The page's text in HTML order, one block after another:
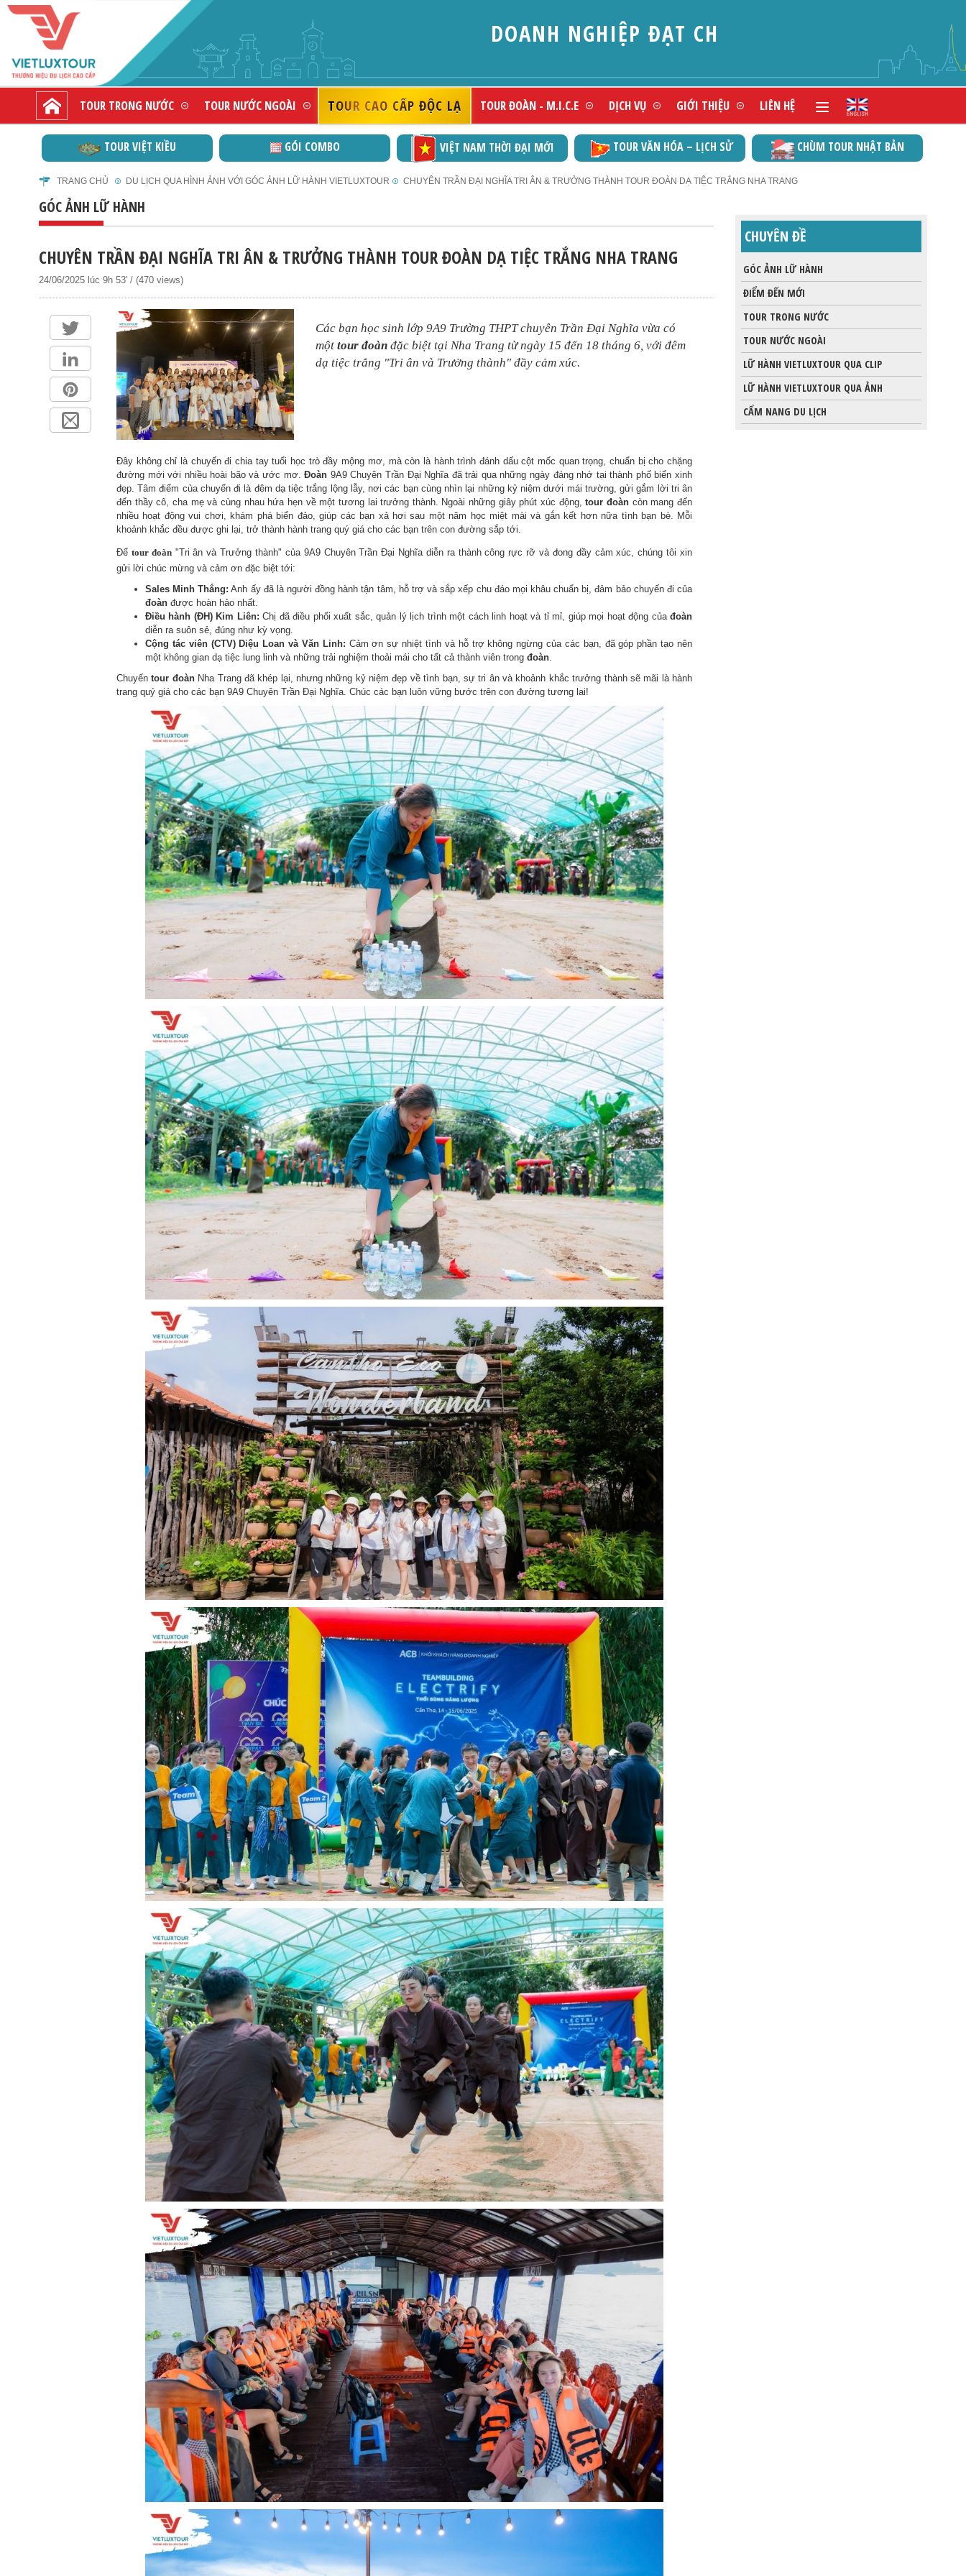
DOANH NGHIỆP ĐẠT CHỨNG NHẬN VITA GREEN (XUẤT
TOUR TRONG NƯỚC TOUR NƯỚC NGOÀI TOUR CAO CẤP ĐỘC LẠ TOUR ĐOÀN - M.I.C.E DỊCH VỤ GIỚI THIỆU LIÊN HỆ
TOUR VIỆT KIỀU GÓI COMBO VIỆT NAM THỜI ĐẠI MỚI TOUR VĂN HÓA – LỊCH SỬ CHÙM TOUR NHẬT BẢN
TRANG CHỦ DU LỊCH QUA HÌNH ẢNH VỚI GÓC ẢNH LỮ HÀNH VIETLUXTOUR CHUYÊN TRẦN ĐẠI NGHĨA TRI ÂN & TRƯỞNG THÀNH TOUR ĐOÀN DẠ TIỆC TRẮNG NHA TRANG
GÓC ẢNH LỮ HÀNH
CHUYÊN TRẦN ĐẠI NGHĨA TRI ÂN & TRƯỞNG THÀNH TOUR ĐOÀN DẠ TIỆC TRẮNG NHA TRANG
24/06/2025 lúc 9h 53' / (470 views)
Các bạn học sinh lớp 9A9 Trường THPT chuyên Trần Đại Nghĩa vừa có
một tour đoàn đặc biệt tại Nha Trang từ ngày 15 đến 18 tháng 6, với đêm
dạ tiệc trắng "Tri ân và Trưởng thành" đầy cảm xúc.
Đây không chỉ là chuyến đi chia tay tuổi học trò đầy mộng mơ, mà còn là hành trình đánh dấu cột mốc quan trọng, chuẩn bị cho chặng
đường mới với nhiều hoài bão và ước mơ.Đoàn 9A9 Chuyên Trần Đại Nghĩa đã trải qua những ngày đáng nhớ tại thành phố biển xinh
đẹp. Tâm điểm của chuyến đi là đêm dạ tiệc trắng lộng lẫy, nơi các bạn cùng nhìn lại những kỷ niệm dưới mái trường, gửi gắm lời tri ân
đến thầy cô, cha mẹ và cùng nhau hứa hẹn về một tương lai trưởng thành. Ngoài những giây phút xúc động,tour đoàn còn mang đến
nhiều hoạt động vui chơi, khám phá biển đảo, giúp các bạn xả hơi sau một năm học miệt mài và gắn kết hơn nữa tình bạn bè. Mỗi
khoảnh khắc đều được ghi lại, trở thành hành trang quý giá cho các bạn trên con đường sắp tới.
Để tour đoàn"Tri ân và Trưởng thành" của 9A9 Chuyên Trần Đại Nghĩa diễn ra thành công rực rỡ và đong đầy cảm xúc, chúng tôi xin
gửi lời chúc mừng và cảm ơn đặc biệt tới:
Sales Minh Thắng: Anh ấy đã là người đồng hành tận tâm, hỗ trợ và sắp xếp chu đáo mọi khâu chuẩn bị, đảm bảo chuyến đi của
đoàn được hoàn hảo nhất.
Điều hành (ĐH) Kim Liên: Chị đã điều phối xuất sắc, quản lý lịch trình một cách linh hoạt và tỉ mỉ, giúp mọi hoạt động của đoàn
diễn ra suôn sẻ, đúng như kỳ vọng.
Cộng tác viên (CTV) Diệu Loan và Văn Linh: Cảm ơn sự nhiệt tình và hỗ trợ không ngừng của các bạn, đã góp phần tạo nên
một không gian dạ tiệc lung linh và những trải nghiệm thoải mái cho tất cả thành viên trongđoàn
Chuyếntour đoànNha Trang đã khép lại, nhưng những kỷ niệm đẹp về tình bạn, sự tri ân và khoảnh khắc trưởng thành sẽ mãi là hành
trang quý giá cho các bạn 9A9 Chuyên Trần Đại Nghĩa. Chúc các bạn luôn vững bước trên con đường tương lai!
CHUYÊN ĐỀ
GÓC ẢNH LỮ HÀNH
ĐIỂM ĐẾN MỚI
TOUR TRONG NƯỚC
TOUR NƯỚC NGOÀI
LỮ HÀNH VIETLUXTOUR QUA CLIP
LỮ HÀNH VIETLUXTOUR QUA ẢNH
CẨM NANG DU LỊCH